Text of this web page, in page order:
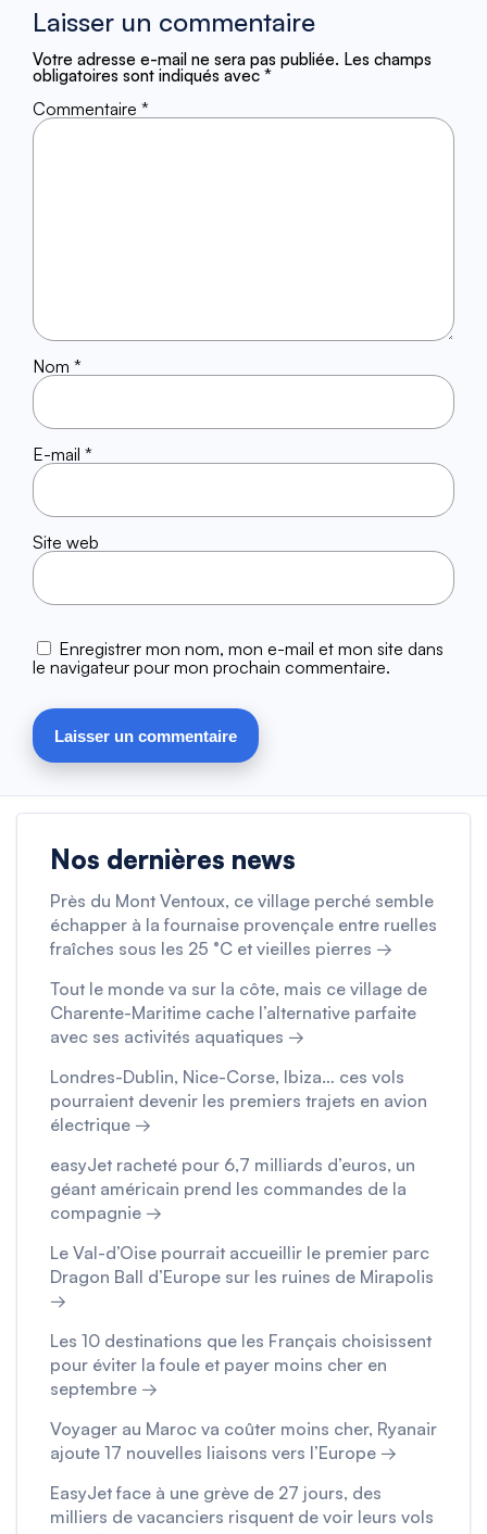
Laisser un commentaire
Votre adresse e-mail ne sera pas publiée. Les champs
obligatoires sont indiqués avec *
Commentaire *
Nom *
E-mail *
Site web
Enregistrer mon nom, mon e-mail et mon site dans
le navigateur pour mon prochain commentaire.
Nos dernières news
Près du Mont Ventoux, ce village perché semble
échapper à la fournaise provençale entre ruelles
fraîches sous les 25 °C et vieilles pierres →
Tout le monde va sur la côte, mais ce village de
Charente-Maritime cache l’alternative parfaite
avec ses activités aquatiques →
Londres-Dublin, Nice-Corse, Ibiza… ces vols
pourraient devenir les premiers trajets en avion
électrique →
easyJet racheté pour 6,7 milliards d’euros, un
géant américain prend les commandes de la
compagnie →
Le Val-d’Oise pourrait accueillir le premier parc
Dragon Ball d’Europe sur les ruines de Mirapolis
→
Les 10 destinations que les Français choisissent
pour éviter la foule et payer moins cher en
septembre →
Voyager au Maroc va coûter moins cher, Ryanair
ajoute 17 nouvelles liaisons vers l’Europe →
EasyJet face à une grève de 27 jours, des
milliers de vacanciers risquent de voir leurs vols